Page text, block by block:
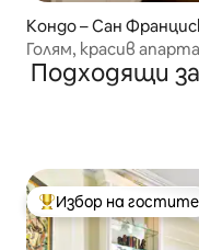
Кондо – Сан
Голям, красив
Подходящи
Най-популярен
Избор на гостите